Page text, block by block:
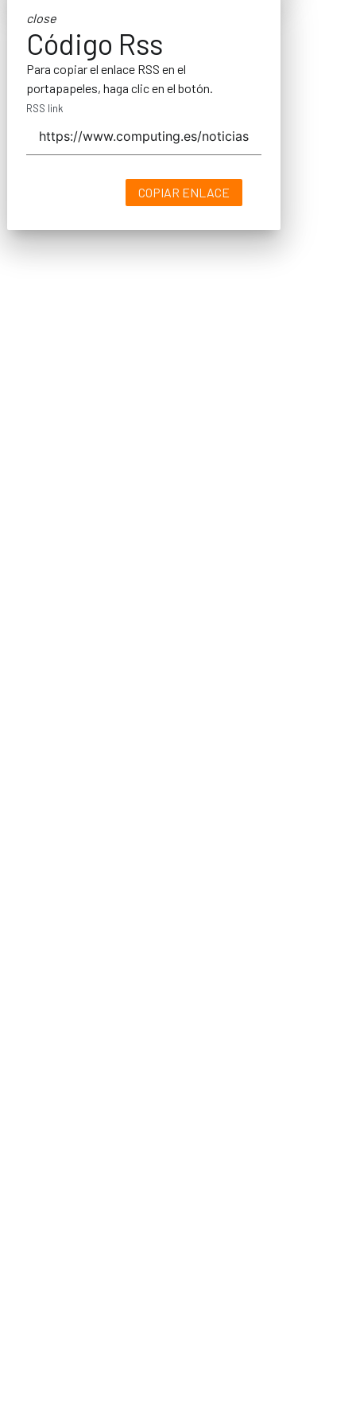
close
Código Rss
Para copiar el enlace RSS en el
portapapeles, haga clic en el botón.
RSS link
COPIAR ENLACE